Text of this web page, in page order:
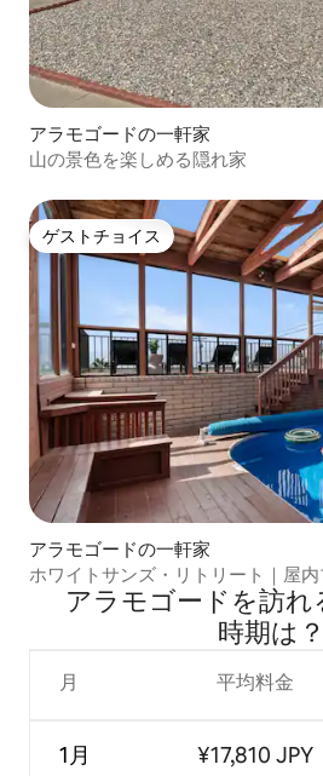
アラモゴードの一軒家
山の景色を楽しめる隠れ家
ゲストチョイス
ゲストチョイス
アラモゴードの一軒家
ホワイトサンズ・リトリート｜屋
ゲームルーム
アラモゴードを訪⁠れ⁠
時⁠期⁠は⁠？
月
1月
平均料金
¥17,810 JPY